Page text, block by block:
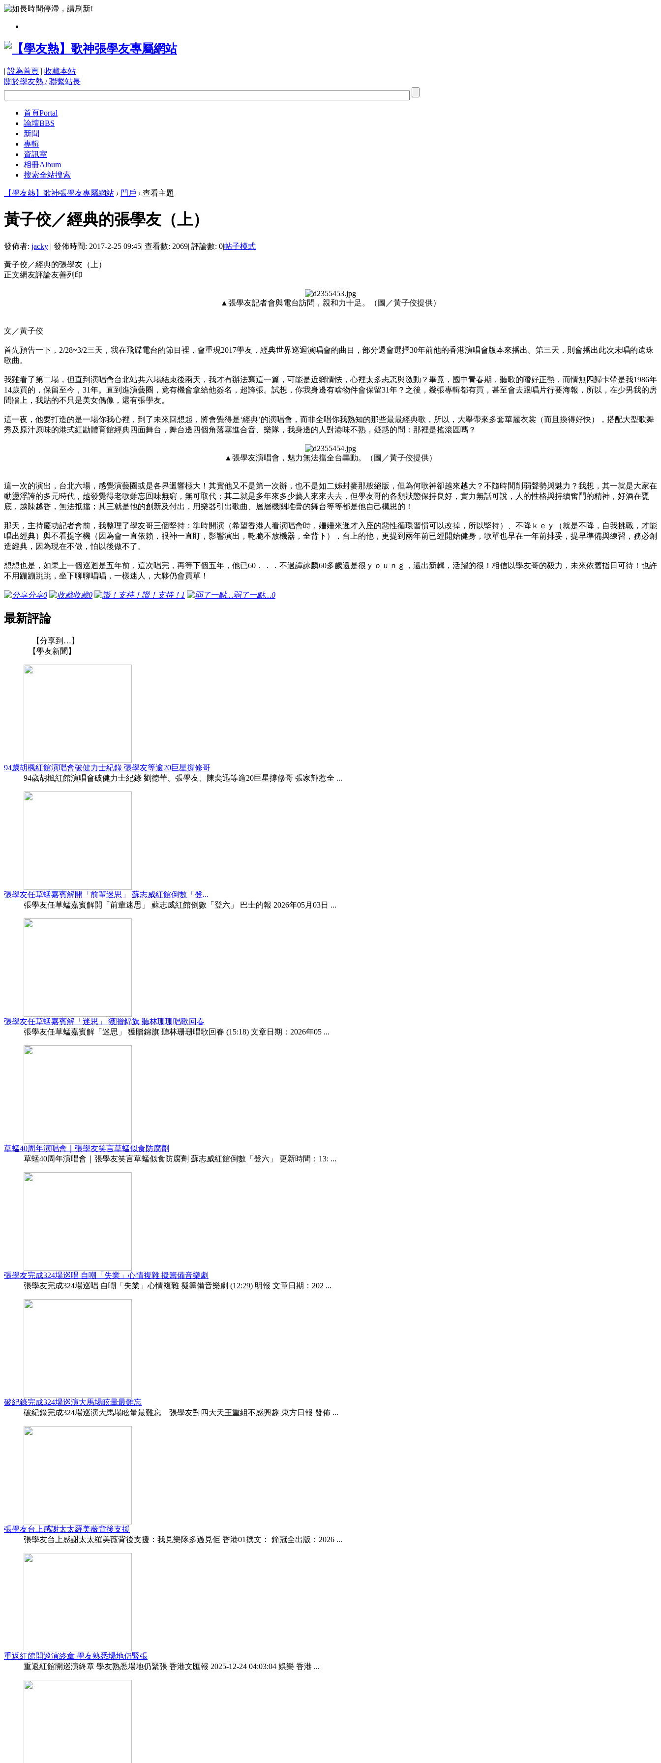
| 設為首頁 | 收藏本站
關於學友熱 / 聯繫站長
首頁Portal
論壇BBS
新聞
專輯
資訊室
相冊Album
搜索全站搜索
【學友熱】歌神張學友專屬網站 › 門戶 › 查看主題
黃子佼／經典的張學友（上）
發佈者: jacky | 發佈時間: 2017-2-25 09:45| 查看數: 2069| 評論數: 0|帖子模式
黃子佼／經典的張學友（上）
正文網友評論友善列印
▲張學友記者會與電台訪問，親和力十足。（圖／黃子佼提供）
文／黃子佼
首先預告一下，2/28~3/2三天，我在飛碟電台的節目裡，會重現2017學友．經典世界巡迴演唱會的曲目，部分還會選擇30年前他的香港演唱會版本來播出。第三天，則會播出此次未唱的遺珠
歌曲。
我雖看了第二場，但直到演唱會台北站共六場結束後兩天，我才有辦法寫這一篇，可能是近鄉情怯，心裡太多忐忑與激動？畢竟，國中青春期，聽歌的嗜好正熱，而情無四歸卡帶是我1986年
14歲買的，保留至今，31年。直到進演藝圈，竟有機會拿給他簽名，超誇張。試想，你我身邊有啥物件會保留31年？之後，幾張專輯都有買，甚至會去跟唱片行要海報，所以，在少男我的房
間牆上，我貼的不只是美女偶像，還有張學友。
這一夜，他要打造的是一場你我心裡，到了未來回想起，將會覺得是‘經典’的演唱會，而非全唱你我熟知的那些最最經典歌，所以，大舉帶來多套華麗衣裳（而且換得好快），搭配大型歌舞
秀及原汁原味的港式紅勘體育館經典四面舞台，舞台邊四個角落塞進合音、樂隊，我身邊的人對港味不熟，疑惑的問：那裡是搖滾區嗎？
▲張學友演唱會，魅力無法擋全台轟動。（圖／黃子佼提供）
這一次的演出，台北六場，感覺演藝圈或是各界迴響極大！其實他又不是第一次辦，也不是如二姊封麥那般絕版，但為何歌神卻越來越大？不隨時間削弱聲勢與魅力？我想，其一就是大家在
動盪浮誇的多元時代，越發覺得老歌難忘回味無窮，無可取代；其二就是多年來多少藝人來來去去，但學友哥的各類狀態保持良好，實力無話可說，人的性格與持續奮鬥的精神，好酒在甕
底，越陳越香，無法抵擋；其三就是他的創新及付出，用樂器引出歌曲、層層機關堆疊的舞台等等都是他自己構思的！
那天，主持慶功記者會前，我整理了學友哥三個堅持：準時開演（希望香港人看演唱會時，姍姍來遲才入座的惡性循環習慣可以改掉，所以堅持）、不降ｋｅｙ（就是不降，自我挑戰，才能
唱出經典）與不看提字機（因為會一直依賴，眼神一直盯，影響演出，乾脆不放機器，全背下），台上的他，更提到兩年前已經開始健身，歌單也早在一年前排妥，提早準備與練習，務必創
造經典，因為現在不做，怕以後做不了。
想想也是，如果上一個巡迴是五年前，這次唱完，再等下個五年，他已60．．．不過譚詠麟60多歲還是很ｙｏｕｎｇ，還出新輯，活躍的很！相信以學友哥的毅力，未來依舊指日可待！也許
不用蹦蹦跳跳，坐下聊聊唱唱，一樣迷人，大夥仍會買單！
分享0 收藏0 讚！支持！ 1 弱了一點…0
最新評論
【分享到…】
【學友新聞】
94歲胡楓紅館演唱會破健力士紀錄 張學友等逾20巨星撐修哥
94歲胡楓紅館演唱會破健力士紀錄 劉德華、張學友、陳奕迅等逾20巨星撐修哥 張家輝惹全 ...
張學友任草蜢嘉賓解開「前輩迷思」 蘇志威紅館倒數「登...
張學友任草蜢嘉賓解開「前輩迷思」 蘇志威紅館倒數「登六」 巴士的報 2026年05月03日 ...
張學友任草蜢嘉賓解「迷思」 獲贈錦旗 聽林珊珊唱歌回春
張學友任草蜢嘉賓解「迷思」 獲贈錦旗 聽林珊珊唱歌回春 (15:18) 文章日期：2026年05 ...
草蜢40周年演唱會｜張學友笑言草蜢似食防腐劑
草蜢40周年演唱會｜張學友笑言草蜢似食防腐劑 蘇志威紅館倒數「登六」 更新時間：13: ...
張學友完成324場巡唱 自嘲「失業」心情複雜 擬籌備音樂劇
張學友完成324場巡唱 自嘲「失業」心情複雜 擬籌備音樂劇 (12:29) 明報 文章日期：202 ...
破紀錄完成324場巡演大馬場眩暈最難忘
破紀錄完成324場巡演大馬場眩暈最難忘 張學友對四大天王重組不感興趣 東方日報 發佈 ...
張學友台上感謝太太羅美薇背後支援
張學友台上感謝太太羅美薇背後支援：我見樂隊多過見佢 香港01撰文： 鐘冠全出版：2026 ...
重返紅館開巡演終章 學友熟悉場地仍緊張
重返紅館開巡演終章 學友熟悉場地仍緊張 香港文匯報 2025-12-24 04:03:04 娛樂 香港 ...